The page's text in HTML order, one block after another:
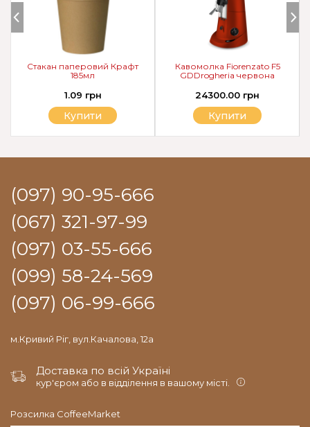
Кавомолка Fiorenzato F5
GDDrogheria червона
24300.00 грн
Купити
Стакан паперовий Крафт
185мл
1.09 грн
Купити
(097) 90-95-666
(067) 321-97-99
(097) 03-55-666
(099) 58-24-569
(097) 06-99-666
м.Кривий Ріг, вул.Качалова, 12а
Доставка по всій Україні
кур'єром або в відділення в вашому місті.
Розсилка CoffeeMarket